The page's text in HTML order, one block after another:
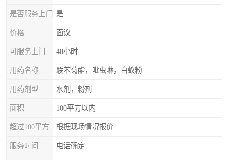
是否服务上门 是
价格 面议
48小时
用药名称 联苯菊酯，吡虫啉，白蚁粉
用药剂型 水剂，粉剂
面积 100平方以内
超过100平方 根据现场情况报价
服务时间 电话确定